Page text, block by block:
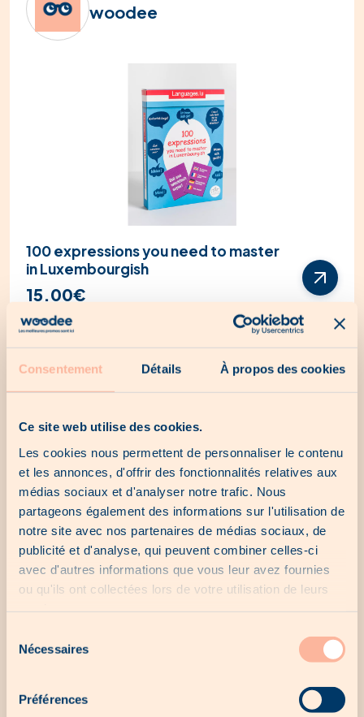
Consentement Détails À propos des cookies
Ce site web utilise des cookies.
Les cookies nous permettent de personnaliser le contenu
et les annonces, d'offrir des fonctionnalités relatives aux
médias sociaux et d'analyser notre trafic. Nous
partageons également des informations sur l'utilisation de
notre site avec nos partenaires de médias sociaux, de
publicité et d'analyse, qui peuvent combiner celles-ci
avec d'autres informations que vous leur avez fournies
ou qu'ils ont collectées lors de votre utilisation de leurs
Nécessaires
Préférences
woodee
100 expressions you need to master
in Luxembourgish
15.00€
Bière artisanale, Lëtzebéier Hell,
2.10€